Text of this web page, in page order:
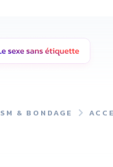
SM & BONDAGE